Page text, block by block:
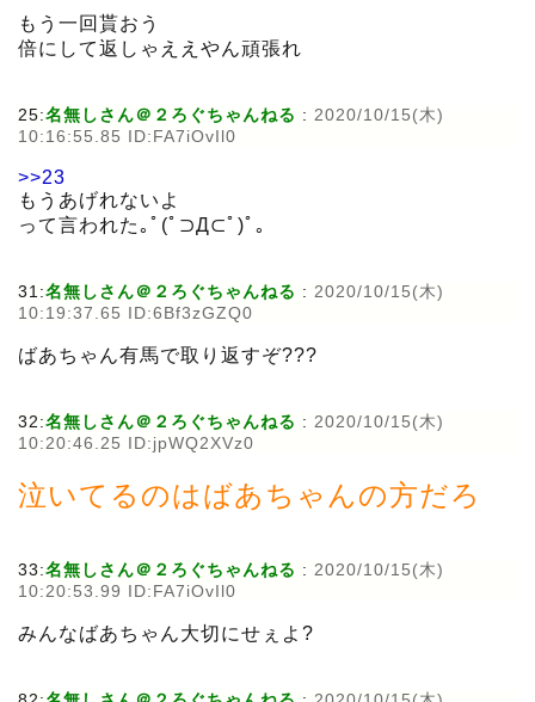
もう一回貰おう
倍にして返しゃええやん頑張れ
25:名無しさん＠２ろぐちゃんねる : 2020/10/15(木)
10:16:55.85 ID:FA7iOvIl0
>>23
もうあげれないよ
って言われた｡ﾟ(ﾟ⊃Д⊂ﾟ)ﾟ｡
31:名無しさん＠２ろぐちゃんねる : 2020/10/15(木)
10:19:37.65 ID:6Bf3zGZQ0
ばあちゃん有馬で取り返すぞ???
32:名無しさん＠２ろぐちゃんねる : 2020/10/15(木)
10:20:46.25 ID:jpWQ2XVz0
泣いてるのはばあちゃんの方だろ
33:名無しさん＠２ろぐちゃんねる : 2020/10/15(木)
10:20:53.99 ID:FA7iOvIl0
みんなばあちゃん大切にせぇよ?